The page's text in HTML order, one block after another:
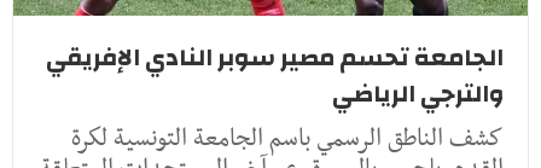
الجامعة تحسم مصير سوبر النادي الإفريقي
والترجي الرياضي
كشف الناطق الرسمي باسم الجامعة التونسية لكرة